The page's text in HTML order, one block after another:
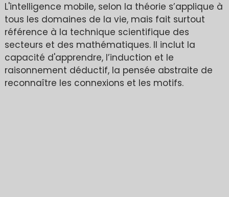
L'intelligence mobile, selon la théorie s’applique à
tous les domaines de la vie, mais fait surtout
référence à la technique scientifique des
secteurs et des mathématiques. Il inclut la
capacité d'apprendre, l’induction et le
raisonnement déductif, la pensée abstraite de
reconnaître les connexions et les motifs.